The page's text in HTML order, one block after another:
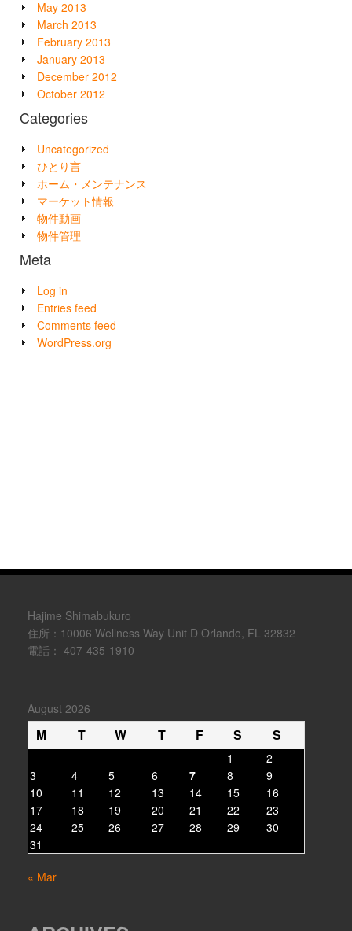
May 2013
March 2013
February 2013
January 2013
December 2012
October 2012
Categories
Uncategorized
ひとり言
ホーム・メンテナンス
マーケット情報
物件動画
物件管理
Meta
Log in
Entries feed
Comments feed
WordPress.org
Hajime Shimabukuro
住所：10006 Wellness Way Unit D Orlando, FL 32832
電話： 407-435-1910
August 2026
M T W T F S S
1
2
3
4 5 6 7 8
9
10
11 12 13 14 15
16
17
18 19 20 21 22
23
24
25 26 27 28 29
30
31
« Mar